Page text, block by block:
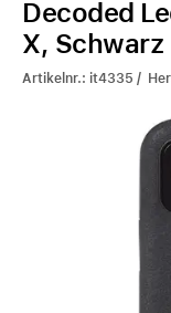
Decoded
X, Schwarz
Artikelnr.: it4335 /